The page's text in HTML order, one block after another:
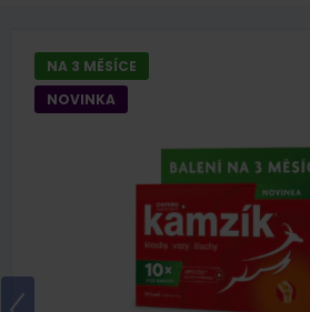
NA 3 MĚSÍCE
NOVINKA